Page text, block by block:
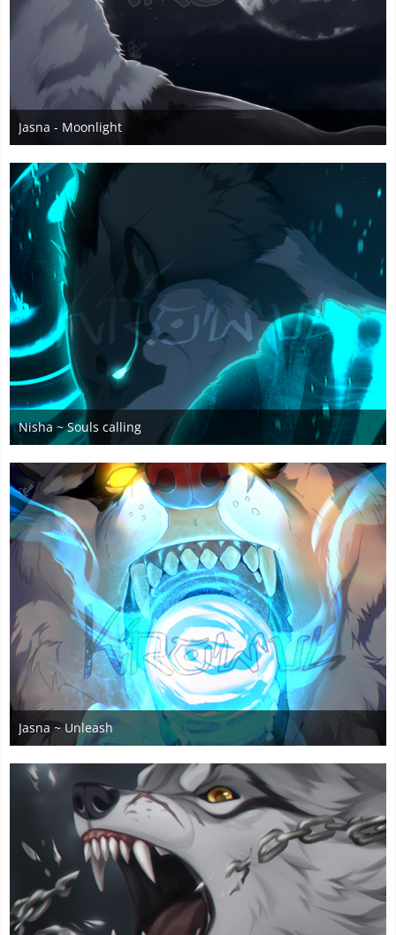
Jasna - Moonlight
28. April 2025
1
Nisha ~ Souls calling
19. März 2025
1
Jasna ~ Unleash
14. Februar 2025
6